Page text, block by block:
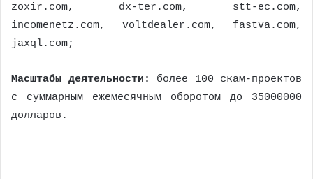
zoxir.com, dx-ter.com, stt-ec.com,
incomenetz.com, voltdealer.com, fastva.com,
jaxql.com;
Масштабы деятельности: более 100 скам-проектов
с суммарным ежемесячным оборотом до 35000000
долларов.